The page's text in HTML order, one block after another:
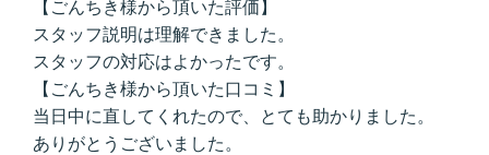
【ごんちき様から頂いた評価】
スタッフ説明は理解できました。
スタッフの対応はよかったです。
【ごんちき様から頂いた口コミ】
当日中に直してくれたので、とても助かりました。
ありがとうございました。